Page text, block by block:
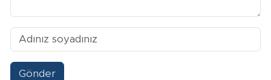
Gönder